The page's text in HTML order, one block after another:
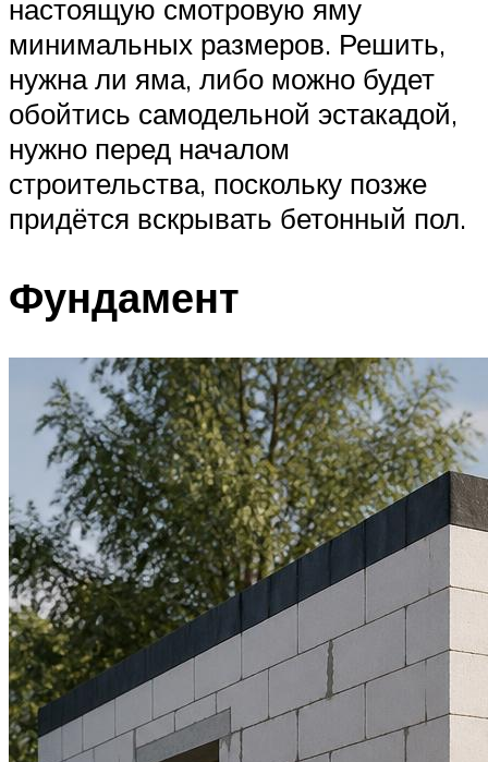
настоящую смотровую яму
минимальных размеров. Решить,
нужна ли яма, либо можно будет
обойтись самодельной эстакадой,
нужно перед началом
строительства, поскольку позже
придётся вскрывать бетонный пол.
Фундамент